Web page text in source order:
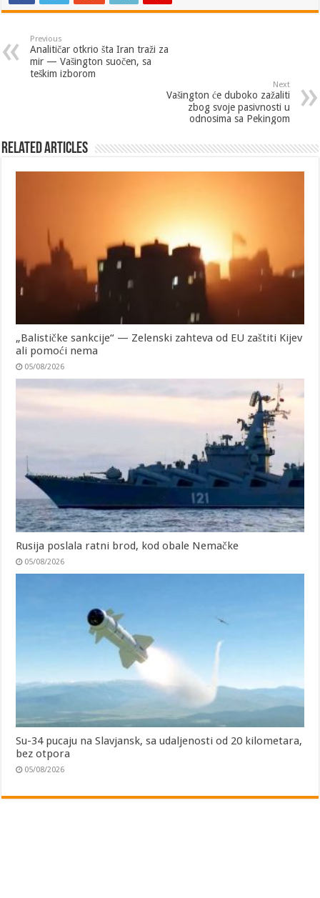
Previous
Analitičar otkrio šta Iran traži za
mir — Vašington suočen, sa
teškim izborom
Next
Vašington će duboko zažaliti
zbog svoje pasivnosti u
odnosima sa Pekingom
Related Articles
„Balističke sankcije“ — Zelenski zahteva od EU zaštiti Kijev
ali pomoći nema
05/08/2026
Rusija poslala ratni brod, kod obale Nemačke
05/08/2026
Su-34 pucaju na Slavjansk, sa udaljenosti od 20 kilometara,
bez otpora
05/08/2026